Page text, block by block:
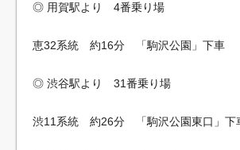
◎ 用賀駅より 4番乗り場
恵32系統 約16分 「駒沢公園」下車
◎ 渋谷駅より 31番乗り場
渋11系統 約26分 「駒沢公園東口」下